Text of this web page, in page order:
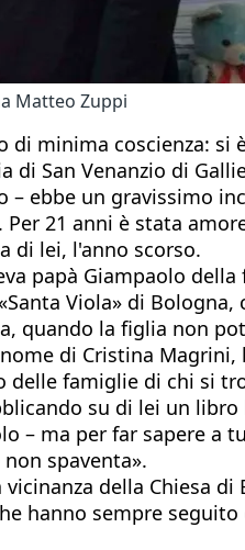
Matteo Zuppi
minima coscienza:
San Venanzio di
ebbe un gravissimo
21 anni è stata
di lei, l'anno scorso.
papà Giampaolo
Viola» di
quando la figlia non
di Cristina
famiglie di chi si
su di lei un
– ma per far sapere
spaventa».
della Chiesa
hanno sempre